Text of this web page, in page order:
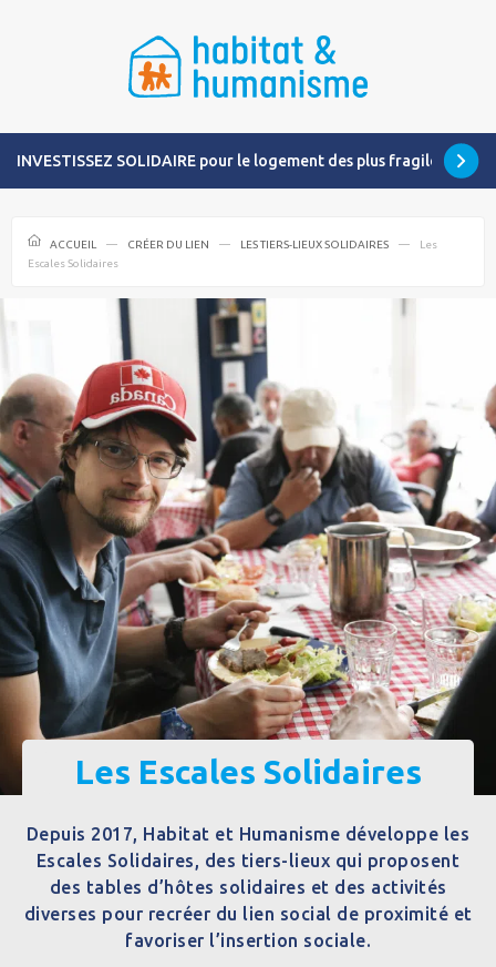
INVESTISSEZ SOLIDAIRE pour le logement des plus fragiles
ACCUEIL CRÉER DU LIEN LES TIERS-LIEUX SOLIDAIRES
Les
Escales Solidaires
Les Escales Solidaires
Depuis 2017, Habitat et Humanisme développe les
Escales Solidaires, des tiers-lieux qui proposent
des tables d’hôtes solidaires et des activités
diverses pour recréer du lien social de proximité et
favoriser l’insertion sociale.